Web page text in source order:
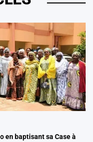
en baptisant sa Case à